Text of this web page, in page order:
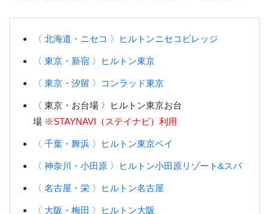
〈 北海道・ニセコ 〉ヒルトンニセコビレッジ
〈 東京・新宿 〉ヒルトン東京
〈 東京・汐留 〉コンラッド東京
〈 東京・お台場 〉ヒルトン東京お台
場 ※STAYNAVI（ステイナビ）利用
〈 千葉・舞浜 〉ヒルトン東京ベイ
〈 神奈川・小田原 〉ヒルトン小田原リゾート&スパ
〈 名古屋・栄 〉ヒルトン名古屋
〈 大阪・梅田 〉ヒルトン大阪